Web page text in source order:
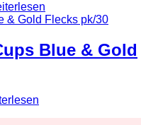
Blue & Gold